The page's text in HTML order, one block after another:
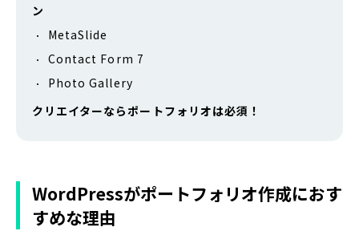
ン
MetaSlide
Contact Form 7
Photo Gallery
クリエイターならポートフォリオは必須！
WordPressがポートフォリオ作成におす
すめな理由